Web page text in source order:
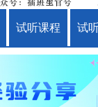
试听课程 试